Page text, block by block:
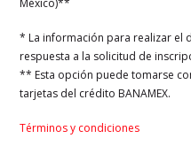
México)**
* La información para realizar el
respuesta a la solicitud de
** Esta opción puede tomarse
tarjetas del crédito BANAMEX.
Términos y condiciones